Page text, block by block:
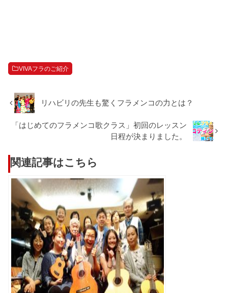
VIVAフラのご紹介
リハビリの先生も驚くフラメンコの力とは？
「はじめてのフラメンコ歌クラス」初回のレッスン
日程が決まりました。
関連記事はこちら